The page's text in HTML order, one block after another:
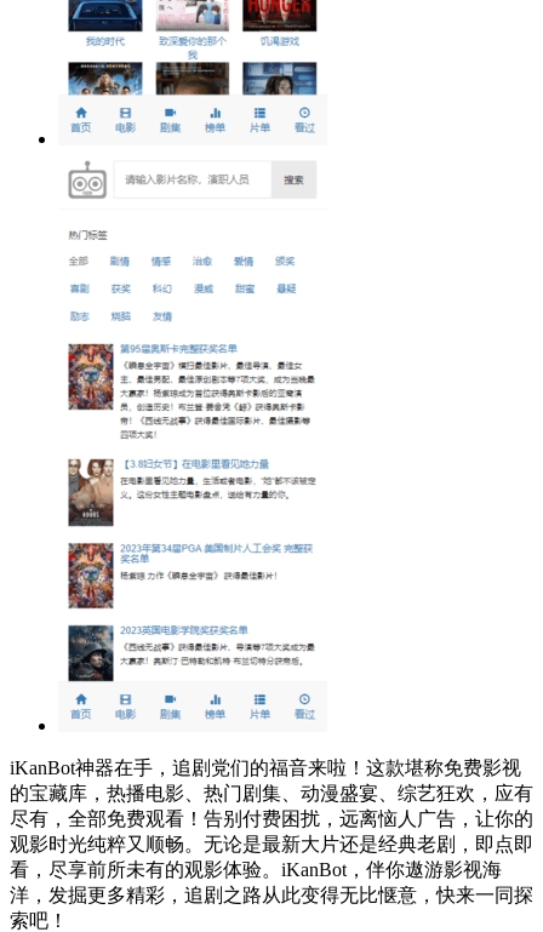
iKanBot神器在手，追剧党们的福音来啦！这款堪称免费影视
的宝藏库，热播电影、热门剧集、动漫盛宴、综艺狂欢，应有
尽有，全部免费观看！告别付费困扰，远离恼人广告，让你的
观影时光纯粹又顺畅。无论是最新大片还是经典老剧，即点即
看，尽享前所未有的观影体验。iKanBot，伴你遨游影视海
洋，发掘更多精彩，追剧之路从此变得无比惬意，快来一同探
索吧！